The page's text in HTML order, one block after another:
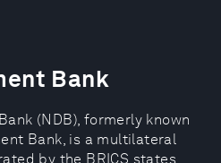
Bank
(NDB), formerly known
Bank, is a multilateral
by the BRICS states